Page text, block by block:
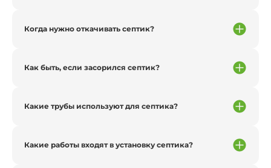
Когда нужно откачивать септик?
Как быть, если засорился септик?
Какие трубы используют для септика?
Какие работы входят в установку септика?